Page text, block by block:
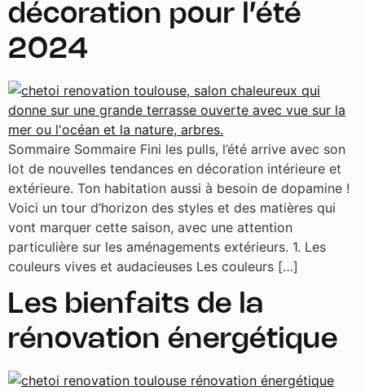
décoration pour l’été
2024
Sommaire Sommaire Fini les pulls, l’été arrive avec son
lot de nouvelles tendances en décoration intérieure et
extérieure. Ton habitation aussi à besoin de dopamine !
Voici un tour d’horizon des styles et des matières qui
vont marquer cette saison, avec une attention
particulière sur les aménagements extérieurs. 1. Les
couleurs vives et audacieuses Les couleurs […]
Les bienfaits de la
rénovation énergétique